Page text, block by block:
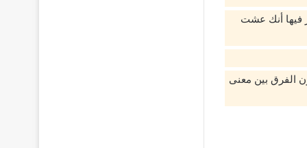
فيها أنك عشت
الفرق بين معنى